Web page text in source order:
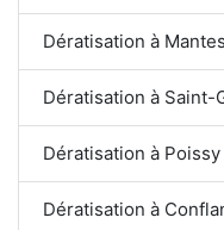
Dératisation à
Dératisation à Saint-
Dératisation à Poissy
Dératisation à